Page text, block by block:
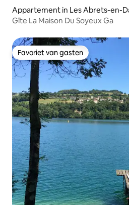
Appartement in Les Abrets-en-
Gîte La Maison Du Soyeux Ga
Favoriet van gasten
Favoriet van gasten